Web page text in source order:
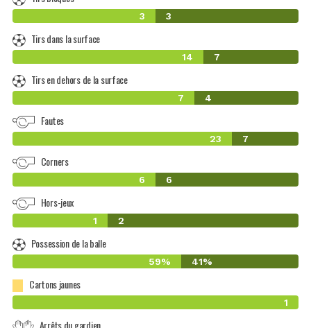
3 3
Tirs dans la surface
14 7
Tirs en dehors de la surface
7 4
Fautes
23 7
Corners
6 6
Hors-jeux
1 2
Possession de la balle
59% 41%
Cartons jaunes
1
Arrêts du gardien